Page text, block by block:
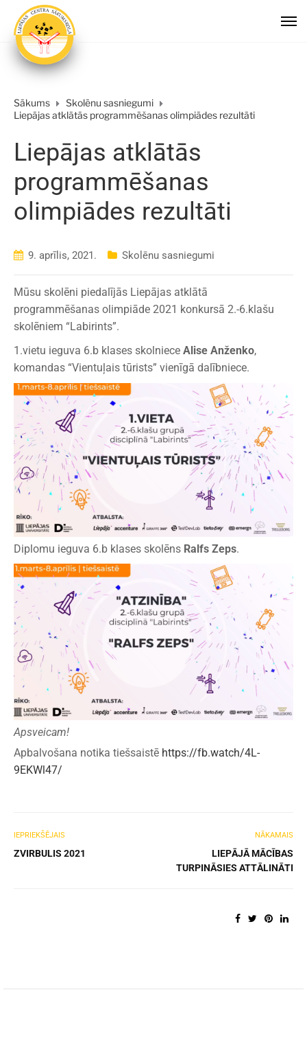
Sākums
Skolēnu sasniegumi
Liepājas atklātās programmēšanas olimpiādes rezultāti
Liepājas atklātās
programmēšanas
olimpiādes rezultāti
9. aprīlis, 2021. Skolēnu sasniegumi
Mūsu skolēni piedalījās Liepājas atklātā
programmēšanas olimpiāde 2021 konkursā 2.-6.klašu
skolēniem “Labirints”.
1.vietu ieguva 6.b klases skolniece Alise Anženko,
komandas “Vientuļais tūrists” vienīgā dalībniece.
Diplomu ieguva 6.b klases skolēns Ralfs Zeps.
Apsveicam!
Apbalvošana notika tiešsaistē https://fb.watch/4L-
9EKWl47/
IEPRIEKŠĒJAIS
ZVIRBULIS 2021
NĀKAMAIS
LIEPĀJĀ MĀCĪBAS
TURPINĀSIES ATTĀLINĀTI